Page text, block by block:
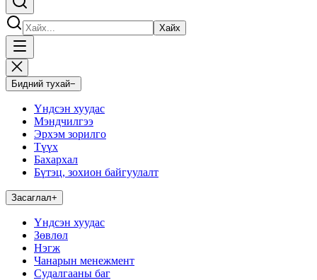
Хайх
Бидний тухай−
Үндсэн хуудас
Мэндчилгээ
Эрхэм зорилго
Түүх
Бахархал
Бүтэц, зохион байгуулалт
Засаглал+
Үндсэн хуудас
Зөвлөл
Нэгж
Чанарын менежмент
Судалгааны баг